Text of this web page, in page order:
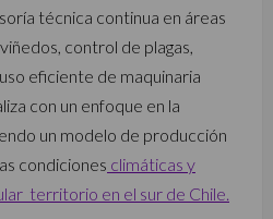
técnica continua en áreas
control de plagas,
eficiente de maquinaria
con un enfoque en la
un modelo de producción
condiciones climáticas y
territorio en el sur de Chile.